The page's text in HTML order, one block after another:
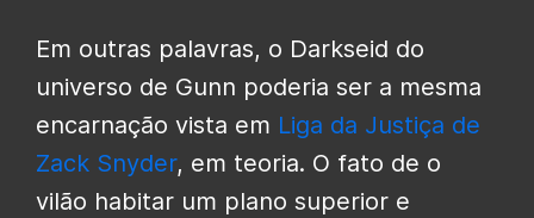
Em outras palavras, o Darkseid do
universo de Gunn poderia ser a mesma
encarnação vista em Liga da Justiça de
Zack Snyder, em teoria. O fato de o
vilão habitar um plano superior e